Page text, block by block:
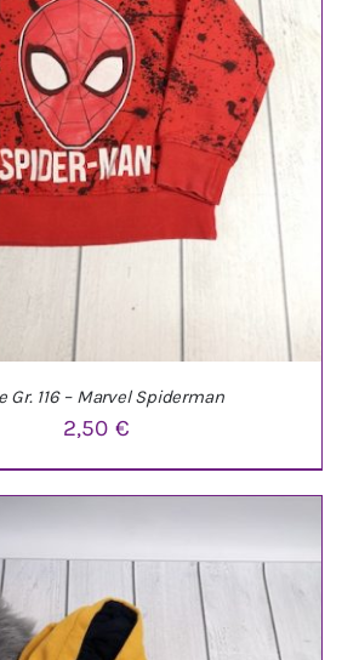
Gr. 116 – Marvel Spiderman
2,50€